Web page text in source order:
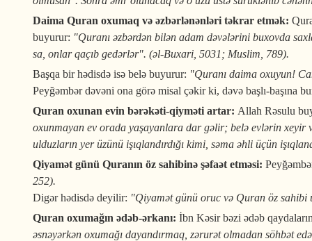
Daima Quran oxumaq və əzbərlənənləri təkrar etmək:
buyurur: "Quranı əzbərdən bilən adam dəvələrini buxovda
sa, onlar qaçıb gedərlər". (əl-Buxari, 5031; Muslim, 789).
Başqa bir hədisdə isə belə buyurur: "Quranı daima oxuyun!
Peyğəmbər dəvəni ona görə misal çəkir ki, dəvə başlı-başına
Quran oxunan evin bərəkəti-qiyməti artar: Allah Rəsulu
oxunmayan ev orada yaşayanlara dar gəlir; belə evlərin xeyir
ulduzların yer üzünü işıqlandırdığı kimi, səma əhli üçün
Qiyamət günü Quranın öz sahibinə şəfaət etməsi:
252).
Digər hədisdə deyilir: "Qiyamət günü oruc və Quran öz
Quran oxumağın ədəb-ərkanı: İbn Kəsir bəzi ədəb
əsnəyərkən oxumağı dayandırmaq, zərurət olmadan söhbət